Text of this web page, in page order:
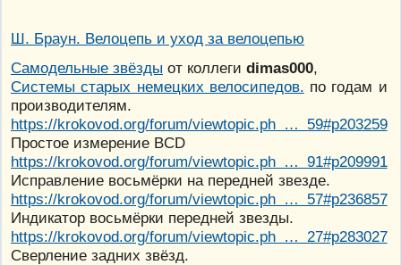
Ш. Браун. Велоцепь и уход за велоцепью
Самодельные звёзды от коллеги dimas000,
Системы старых немецких велосипедов. по годам и
производителям.
https://krokovod.org/forum/viewtopic.ph … 59#p203259
Простое измерение BCD
https://krokovod.org/forum/viewtopic.ph … 91#p209991
Исправление восьмёрки на передней звезде.
https://krokovod.org/forum/viewtopic.ph … 57#p236857
Индикатор восьмёрки передней звезды.
https://krokovod.org/forum/viewtopic.ph … 27#p283027
Сверление задних звёзд.